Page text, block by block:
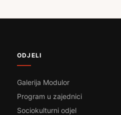
ODJELI
Galerija Modulor
Program u zajednici
Sociokulturni odjel